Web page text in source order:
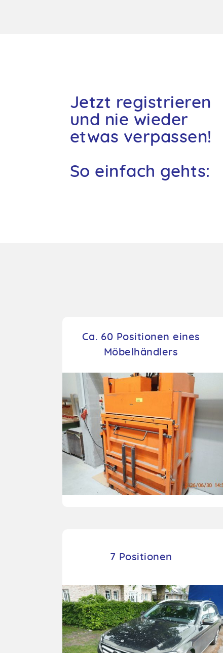
Jetzt registrieren
und nie wieder
etwas verpassen!
So einfach gehts:
Ca. 60 Positionen eines
Möbelhändlers
7 Positionen